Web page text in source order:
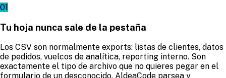
01
Tu hoja nunca sale de la pestaña
Los CSV son normalmente exports: listas de clientes, datos
de pedidos, vuelcos de analítica, reporting interno. Son
exactamente el tipo de archivo que no quieres pegar en el
formulario de un desconocido. AldeaCode parsea y